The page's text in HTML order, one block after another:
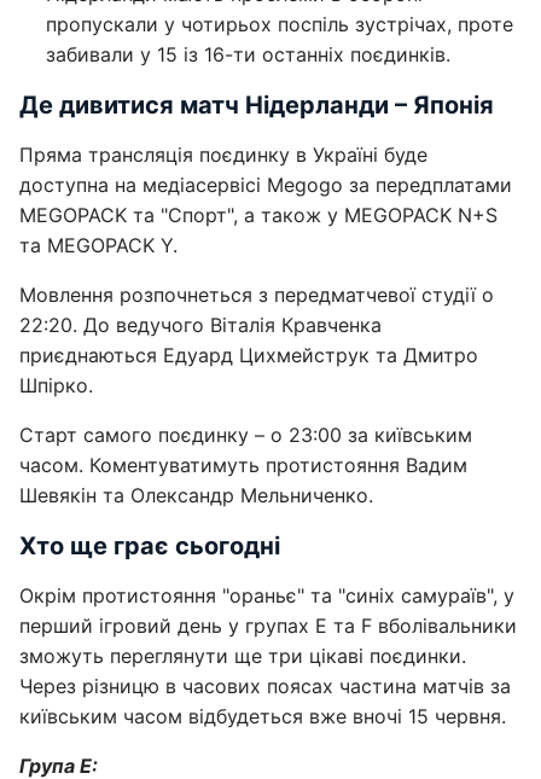
пропускали у чотирьох поспіль зустрічах, проте
забивали у 15 із 16-ти останніх поєдинків.
Де дивитися матч Нідерланди – Японія
Пряма трансляція поєдинку в Україні буде
доступна на медіасервісі Megogo за передплатами
MEGOPACK та "Спорт", а також у MEGOPACK N+S
та MEGOPACK Y.
Мовлення розпочнеться з передматчевої студії о
22:20. До ведучого Віталія Кравченка
приєднаються Едуард Цихмейструк та Дмитро
Шпірко.
Старт самого поєдинку – о 23:00 за київським
часом. Коментуватимуть протистояння Вадим
Шевякін та Олександр Мельниченко.
Хто ще грає сьогодні
Окрім протистояння "ораньє" та "синіх самураїв", у
перший ігровий день у групах E та F вболівальники
зможуть переглянути ще три цікаві поєдинки.
Через різницю в часових поясах частина матчів за
київським часом відбудеться вже вночі 15 червня.
Група E: